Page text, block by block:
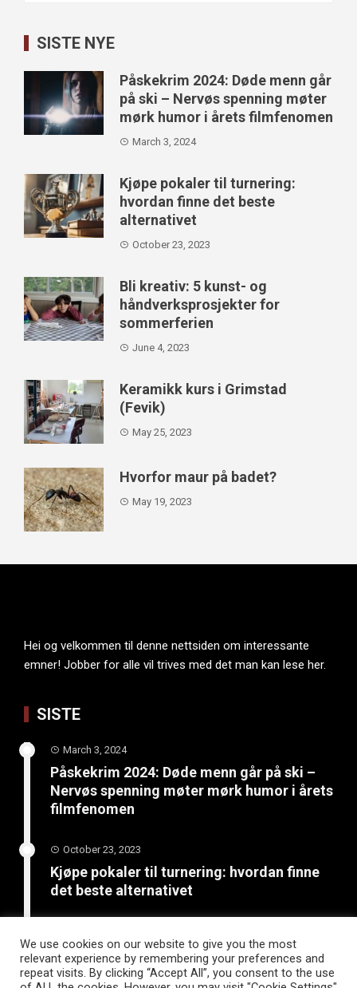
SISTE NYE
Påskekrim 2024: Døde menn går
på ski – Nervøs spenning møter
mørk humor i årets filmfenomen
March 3, 2024
Kjøpe pokaler til turnering:
hvordan finne det beste
alternativet
October 23, 2023
Bli kreativ: 5 kunst- og
håndverksprosjekter for
sommerferien
June 4, 2023
Keramikk kurs i Grimstad
(Fevik)
May 25, 2023
Hvorfor maur på badet?
May 19, 2023
Hei og velkommen til denne nettsiden om interessante
emner! Jobber for alle vil trives med det man kan lese her.
SISTE
March 3, 2024
Påskekrim 2024: Døde menn går på ski –
Nervøs spenning møter mørk humor i årets
filmfenomen
October 23, 2023
Kjøpe pokaler til turnering: hvordan finne
det beste alternativet
Bli kreativ: 5 kunst- og
håndverksprosjekter for sommerferien
We use cookies on our website to give you the most
relevant experience by remembering your preferences and
repeat visits. By clicking “Accept All”, you consent to the use